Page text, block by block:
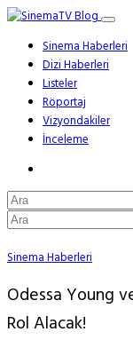
Sinema Haberleri
Dizi Haberleri
Listeler
Röportaj
Vizyondakiler
İnceleme
Sinema Haberleri
Odessa Young
Rol Alacak!